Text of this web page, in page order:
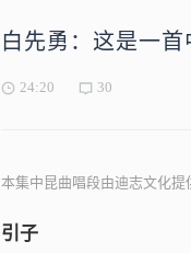
白先勇：这是一
24:20 30
本集中昆曲唱段由迪志文化提
引子